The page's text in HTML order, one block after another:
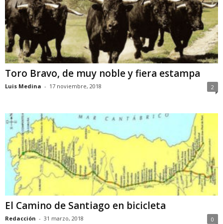
Toro Bravo, de muy noble y fiera estampa
Luis Medina - 17 noviembre, 2018 2
El Camino de Santiago en bicicleta
Redacción - 31 marzo, 2018 0